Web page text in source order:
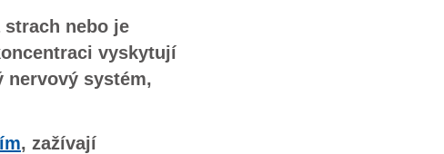
nebo je
vyskytují
nervový systém,
, zažívají